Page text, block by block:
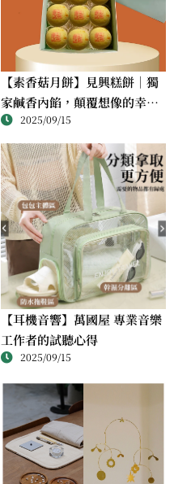
【素香菇月餅】見興糕餅｜獨
家鹹香內餡，顛覆想像的幸福
滋味2025/09/15
【耳機音響】萬國屋 專業音樂
工作者的試聽心得
2025/09/15